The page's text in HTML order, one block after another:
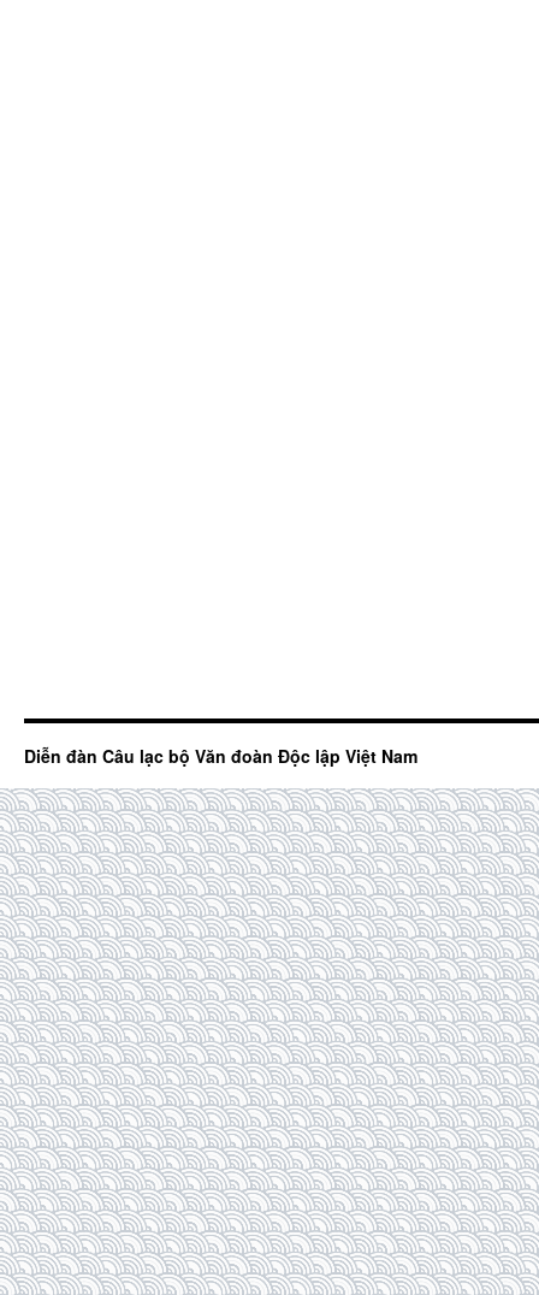
Diễn đàn Câu lạc bộ Văn đoàn Độc lập Việt Nam